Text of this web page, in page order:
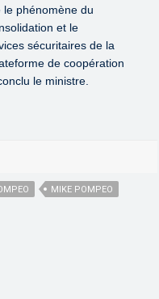
le phénomène du
et le
sécuritaires de la
de coopération
le ministre.
MIKE POMPEO